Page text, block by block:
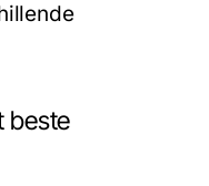
beste